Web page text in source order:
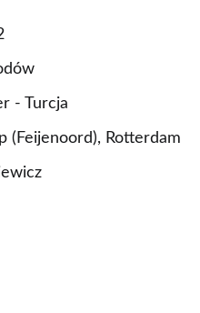
- Turcja
(Feijenoord), Rotterdam